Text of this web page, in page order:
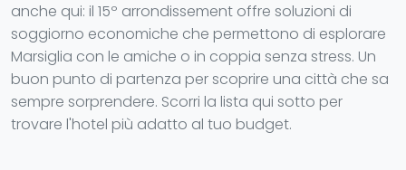
anche qui: il 15º arrondissement offre soluzioni di
soggiorno economiche che permettono di esplorare
Marsiglia con le amiche o in coppia senza stress. Un
buon punto di partenza per scoprire una città che sa
sempre sorprendere. Scorri la lista qui sotto per
trovare l'hotel più adatto al tuo budget.